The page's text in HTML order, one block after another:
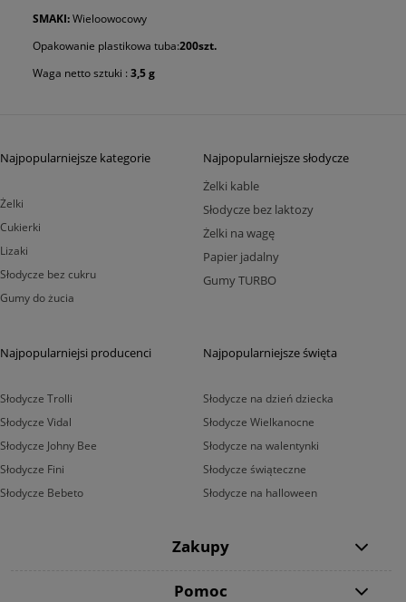
SMAKI:Wieloowocowy
Opakowanie plastikowa tuba:200szt.
Waga netto sztuki : 3,5 g
Najpopularniejsze kategorie
Żelki
Cukierki
Lizaki
Słodycze bez cukru
Gumy do żucia
Najpopularniejsze słodycze
Żelki kable
Słodycze bez laktozy
Żelki na wagę
Papier jadalny
Gumy TURBO
Najpopularniejsi producenci
Słodycze Trolli
Słodycze Vidal
Słodycze Johny Bee
Słodycze Fini
Słodycze Bebeto
Najpopularniejsze święta
Słodycze na dzień dziecka
Słodycze Wielkanocne
Słodycze na walentynki
Słodycze świąteczne
Słodycze na halloween
Zakupy
Pomoc